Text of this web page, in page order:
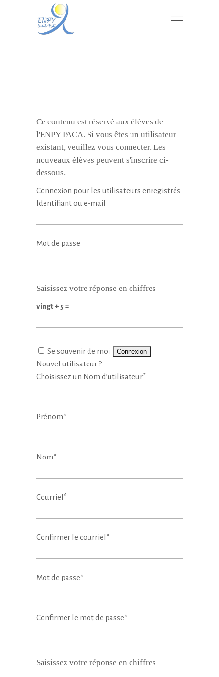
PROMO 9
Ce contenu est réservé aux élèves de
l'ENPY PACA. Si vous êtes un utilisateur
existant, veuillez vous connecter. Les
nouveaux élèves peuvent s'inscrire ci-
dessous.
Connexion pour les utilisateurs enregistrés
Identifiant ou e-mail
Mot de passe
Saisissez votre réponse en chiffres
vingt + 5 =
Se souvenir de moi
Nouvel utilisateur ?
Choisissez un Nom d’utilisateur*
Prénom*
Nom*
Courriel *
Confirmer le courriel *
Mot de passe*
Confirmer le mot de passe*
Saisissez votre réponse en chiffres